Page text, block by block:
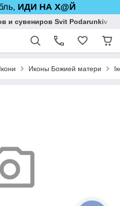
ИДИ НА Х@Й
и сувениров Svit Podarunkiv
Ікони Иконы Божией матери